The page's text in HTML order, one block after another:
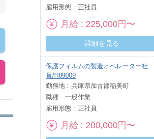
雇用形態
正社員
月給 225,000円〜
詳細を見る
保護フィルムの製造オペレーター社
員/H89009
勤務地
兵庫県加古郡稲美町
職種
一般作業
雇用形態
正社員
月給 200,000円〜